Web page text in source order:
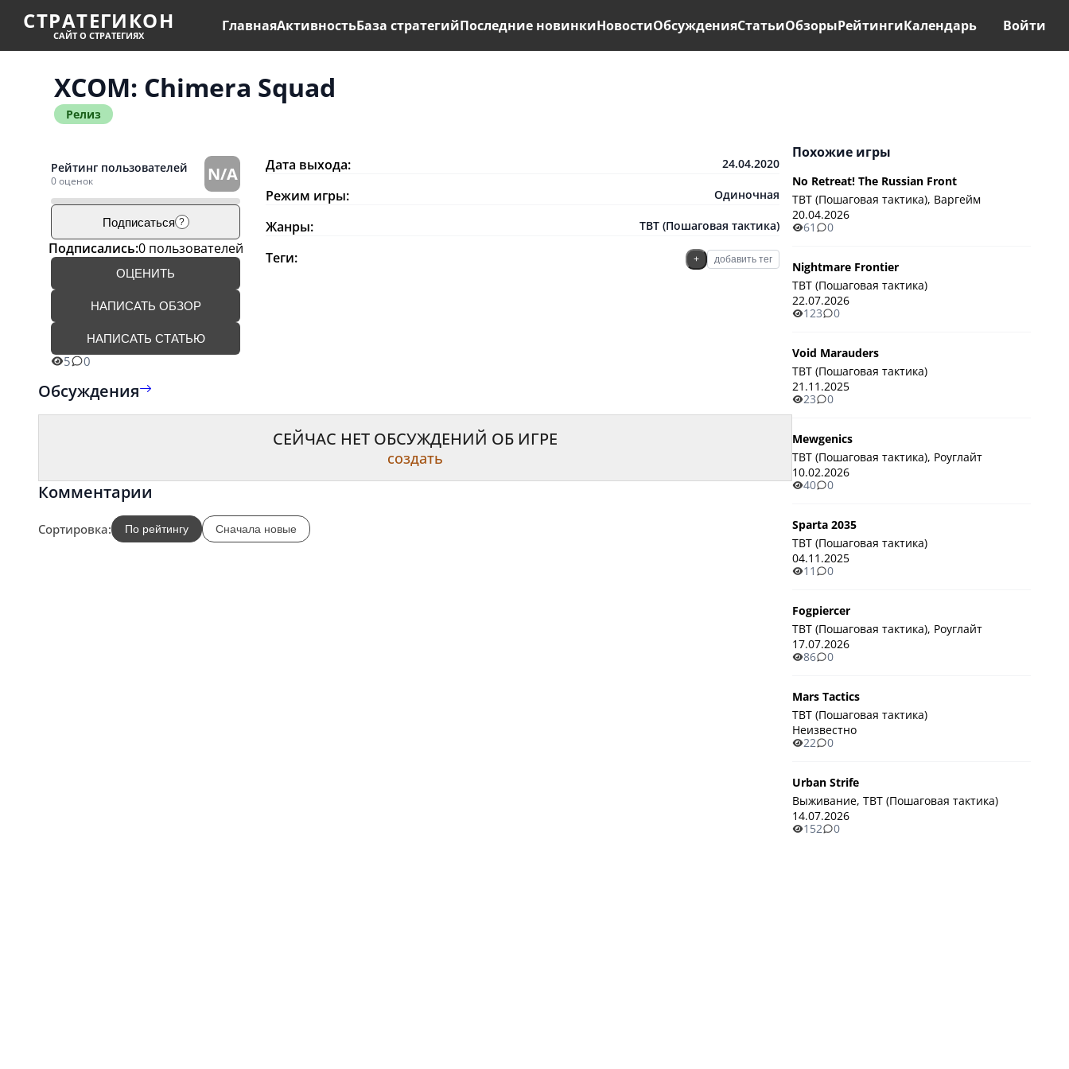
СТРАТЕГИКОН
САЙТ О СТРАТЕГИЯХ
ГлавнаяАктивностьБаза стратегийПоследние новинкиНовостиОбсужденияСтатьиОбзорыРейтингиКалендарь Войти
XCOM: Chimera Squad
Релиз
Рейтинг пользователей
0 оценок N/A
Подписаться ?
Подписались:0 пользователей
ОЦЕНИТЬ
НАПИСАТЬ ОБЗОР
НАПИСАТЬ СТАТЬЮ
5 0
Дата выхода: 24.04.2020
Режим игры: Одиночная
Жанры: TBT (Пошаговая тактика)
Теги: + добавить тег
Обсуждения
СЕЙЧАС НЕТ ОБСУЖДЕНИЙ ОБ ИГРЕ
создать
Комментарии
Сортировка: По рейтингу Сначала новые
Похожие игры
No Retreat! The Russian Front
TBT (Пошаговая тактика), Варгейм
20.04.2026
61
0
Nightmare Frontier
TBT (Пошаговая тактика)
22.07.2026
123
0
Void Marauders
TBT (Пошаговая тактика)
21.11.2025
23
0
Mewgenics
TBT (Пошаговая тактика), Роуглайт
10.02.2026
40
0
Sparta 2035
TBT (Пошаговая тактика)
04.11.2025
11
0
Fogpiercer
TBT (Пошаговая тактика), Роуглайт
17.07.2026
86
0
Mars Tactics
TBT (Пошаговая тактика)
Неизвестно
22
0
Urban Strife
Выживание, TBT (Пошаговая тактика)
14.07.2026
152
0